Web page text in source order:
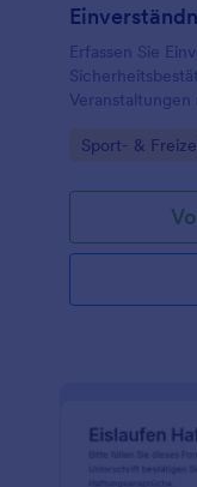
Erfassen Sie
Go to
Sport- &